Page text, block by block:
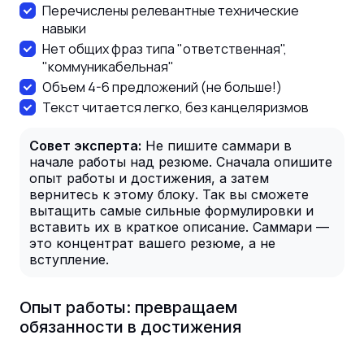
Перечислены релевантные технические
навыки
Нет общих фраз типа "ответственная",
"коммуникабельная"
Объем 4-6 предложений (не больше!)
Текст читается легко, без канцеляризмов
Совет эксперта: Не пишите саммари в
начале работы над резюме. Сначала опишите
опыт работы и достижения, а затем
вернитесь к этому блоку. Так вы сможете
вытащить самые сильные формулировки и
вставить их в краткое описание. Саммари —
это концентрат вашего резюме, а не
вступление.
Опыт работы: превращаем
обязанности в достижения